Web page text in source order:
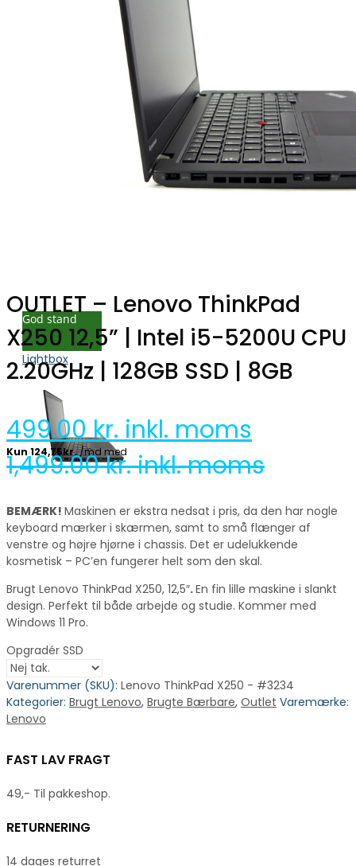
God stand
Lightbox
OUTLET – Lenovo ThinkPad
X250 12,5” | Intel i5-5200U CPU
2.20GHz | 128GB SSD | 8GB
499.00kr. inkl. moms
1,499.00kr. inkl. moms
BEMÆRK! Maskinen er ekstra nedsat i pris, da den har nogle
keyboard mærker i skærmen, samt to små flænger af
venstre og højre hjørne i chassis. Det er udelukkende
kosmetisk – PC’en fungerer helt som den skal.
Brugt Lenovo ThinkPad X250, 12,5″.En fin lille maskine i slankt
design. Perfekt til både arbejde og studie. Kommer med
Windows 11 Pro.
Opgradér SSD
Varenummer (SKU): Lenovo ThinkPad X250 - #3234
Kategorier: Brugt Lenovo, Brugte Bærbare, Outlet Varemærke:
Lenovo
FAST LAV FRAGT
49,- Til pakkeshop.
RETURNERING
14 dages returret